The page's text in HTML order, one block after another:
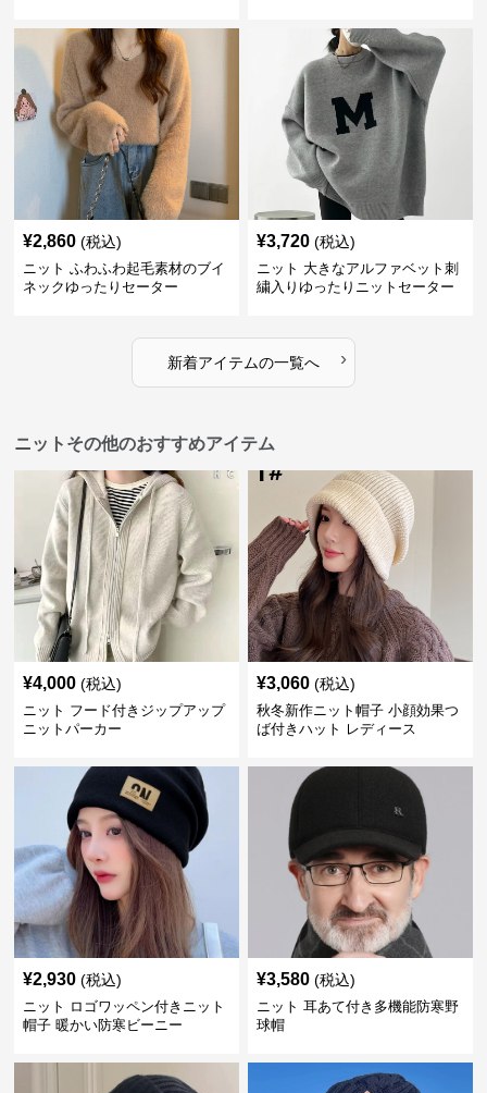
¥2,860 (税込)
ニット ふわふわ起毛素材のブイ
ネックゆったりセーター
¥3,720 (税込)
ニット 大きなアルファベット刺
繍入りゆったりニットセーター
新着アイテムの一覧へ ›
ニットその他のおすすめアイテム
¥4,000 (税込)
ニット フード付きジップアップ
ニットパーカー
¥3,060 (税込)
秋冬新作ニット帽子 小顔効果つ
ば付きハット レディース
¥2,930 (税込)
ニット ロゴワッペン付きニット
帽子 暖かい防寒ビーニー
¥3,580 (税込)
ニット 耳あて付き多機能防寒野
球帽